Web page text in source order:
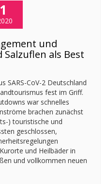
und
als Best
SARS-CoV-2 Deutschland
fest im Griff.
war schnelles
brachen zunächst
) touristische und
geschlossen,
und Heilbäder in
und vollkommen neuen